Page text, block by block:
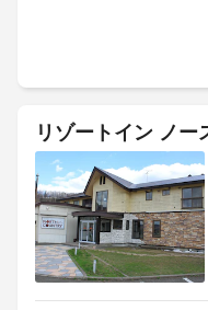
リゾートイン ノー